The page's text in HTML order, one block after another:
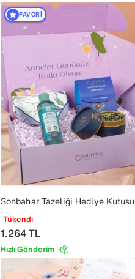
Sonbahar Tazeliği Hediye Kutusu
Tükendi
1.264TL
Hızlı Gönderim
FAVORI